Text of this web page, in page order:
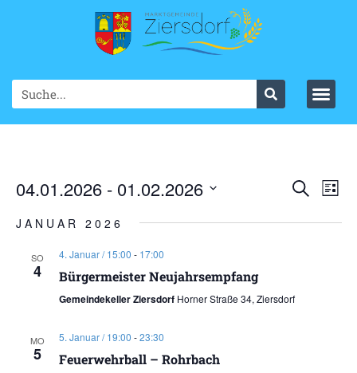
SucheList
04.01.2026 - 01.02.2026
wählen.
JANUAR 2026
SO
4
4. Januar / 15:00 - 17:00
Bürgermeister Neujahrsempfang
Gemeindekeller Ziersdorf Horner Straße 34, Ziersdorf
MO
5
5. Januar / 19:00 -23:30
Feuerwehrball – Rohrbach